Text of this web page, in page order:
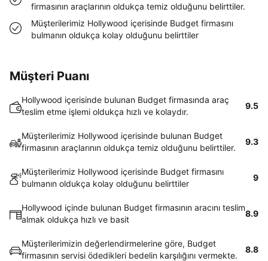
firmasının araçlarının oldukça temiz olduğunu belirttiler.
Müşterilerimiz Hollywood içerisinde Budget firmasını
bulmanın oldukça kolay olduğunu belirttiler
Müşteri Puanı
Hollywood içerisinde bulunan Budget firmasında araç
teslim etme işlemi oldukça hızlı ve kolaydır.
9.5
Müşterilerimiz Hollywood içerisinde bulunan Budget
firmasının araçlarının oldukça temiz olduğunu belirttiler.
9.3
Müşterilerimiz Hollywood içerisinde Budget firmasını
bulmanın oldukça kolay olduğunu belirttiler
9
Hollywood içinde bulunan Budget firmasının aracını teslim
almak oldukça hızlı ve basit
8.9
Müşterilerimizin değerlendirmelerine göre, Budget
firmasının servisi ödedikleri bedelin karşılığını vermekte.
8.8